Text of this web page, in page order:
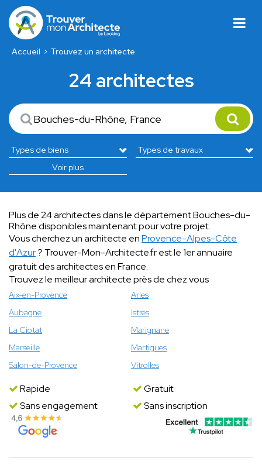
Accueil Trouvez un architecte
24 architectes
Voir plus
Plus de 24 architectes dans le département Bouches-du-
Rhône disponibles maintenant pour votre projet.
Vous cherchez un architecte enProvence-Alpes-Côte
d'Azur? Trouver-Mon-Architecte.fr est le 1er annuaire
gratuit des architectes en France.
Trouvez le meilleur architecte près de chez vous
Aix-en-Provence
Arles
Aubagne
Istres
La Ciotat
Marignane
Marseille
Martigues
Salon-de-Provence
Vitrolles
Rapide
Gratuit
Sans engagement
Sans inscription